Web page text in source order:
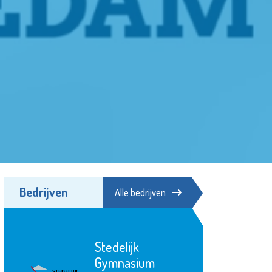
Bedrijven Alle bedrijven
Stedelijk
Gymnasium